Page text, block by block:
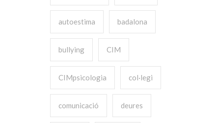
autoestima badalona
bullying CIM
CIMpsicologia col·legi
comunicació deures